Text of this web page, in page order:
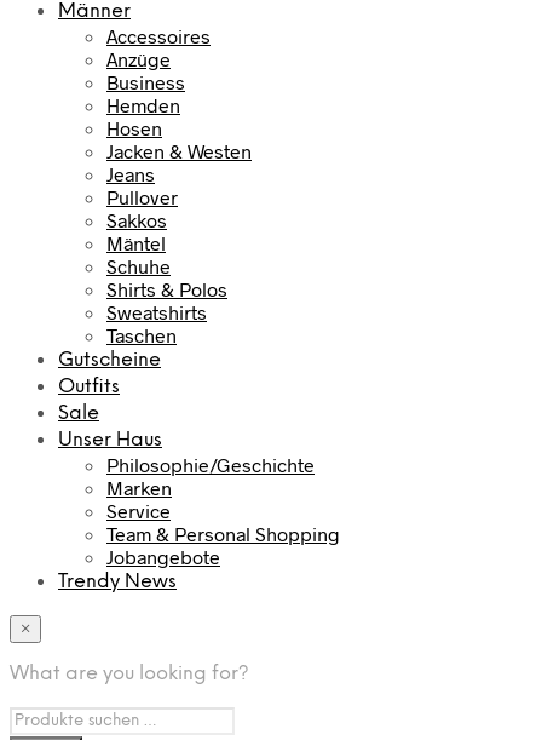
Männer
Accessoires
Anzüge
Business
Hemden
Hosen
Jacken & Westen
Jeans
Pullover
Sakkos
Mäntel
Schuhe
Shirts & Polos
Sweatshirts
Taschen
Gutscheine
Outfits
Sale
Unser Haus
Philosophie/Geschichte
Marken
Service
Team & Personal Shopping
Jobangebote
Trendy News
×
What are you looking for?